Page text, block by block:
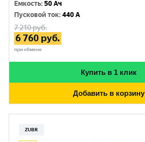
Емкость:50 Ач
Пусковой ток:440 A
7 210руб.
6 760 руб.
при обмене
Купить в 1 клик
Добавить в корзину
ZUBR